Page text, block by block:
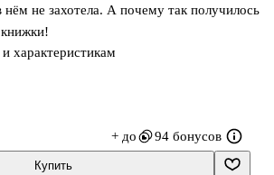
не захотела. А почему так получилось
книжки!
окошки" - это книжки для малышей на
окошки, малыши могут находить
называть героев и становиться участником
способ развивать мелкую моторику,
характеристикам
+ до 94 бонусов
Купить